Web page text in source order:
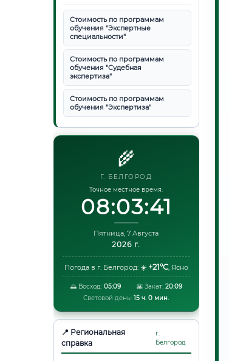
Стоимость по программам
обучения "Экспертные
специальности"
Стоимость по программам
обучения "Судебная
экспертиза"
Стоимость по программам
обучения "Экспертиза"
🌾
Г. БЕЛГОРОД
Точное местное время:
08:03:42
Пятница, 7 Августа
2026 г.
Погода в г. Белгород: ☀️ +21°C, Ясно
🌅 Восход: 05:09 🌇 Закат: 20:09
Световой день: 15 ч. 0 мин.
📍 Региональная
справка
г.
Белгород